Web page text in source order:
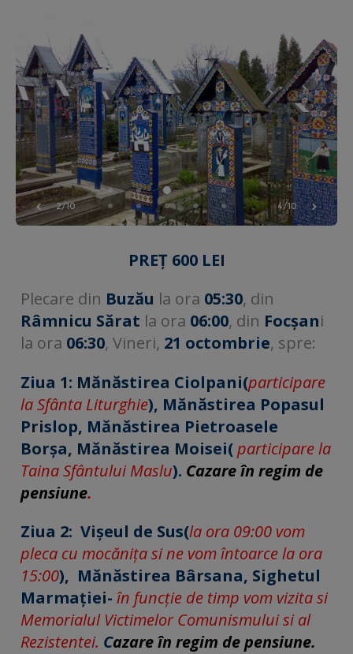
2/10 4/10
PREȚ 600 LEI
Plecare din Buzău la ora 05:30, din
Râmnicu Sărat la ora 06:00, din Focșani
la ora 06:30, Vineri, 21 octombrie, spre:
Ziua 1: Mănăstirea Ciolpani(participare
la Sfânta Liturghie), Mănăstirea Popasul
Prislop, Mănăstirea Pietroasele
Borșa, Mănăstirea Moisei(participare la
Taina Sfântului Maslu). Cazare în regim de
pensiune.
Ziua 2: Vișeul de Sus(la ora 09:00 vom
pleca cu mocănița si ne vom întoarce la ora
15:00), Mănăstirea Bârsana, Sighetul
Marmației- în funcție de timp vom vizita si
Memorialul Victimelor Comunismului si al
Rezistentei. Cazare în regim de pensiune.